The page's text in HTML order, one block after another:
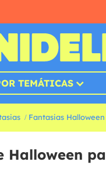
TEMÁTICAS
Fantasias Halloween
Halloween